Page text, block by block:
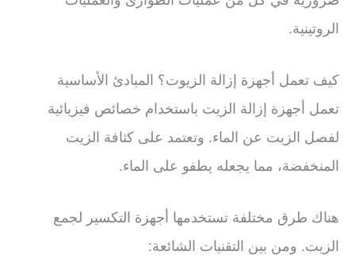
الروتينية.
كيف تعمل أجهزة إزالة الزيوت؟ المبادئ الأساسية
تعمل أجهزة إزالة الزيت باستخدام خصائص فيزيائية
لفصل الزيت عن الماء. وتعتمد على كثافة الزيت
المنخفضة، مما يجعله يطفو على الماء.
هناك طرق مختلفة تستخدمها أجهزة التكسير لجمع
الزيت. ومن بين التقنيات الشائعة: